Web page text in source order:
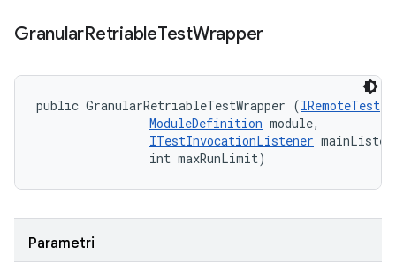
GranularRetriableTestWrapper
public GranularRetriableTestWrapper (IRemoteTest
ModuleDefinition module,
ITestInvocationListener
                int maxRunLimit)
Parametri